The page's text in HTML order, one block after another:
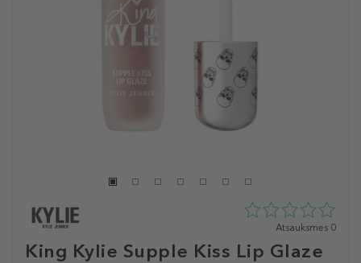
King Kylie Supple Kiss Lip Glaze
0
no
Atsauksmes 0